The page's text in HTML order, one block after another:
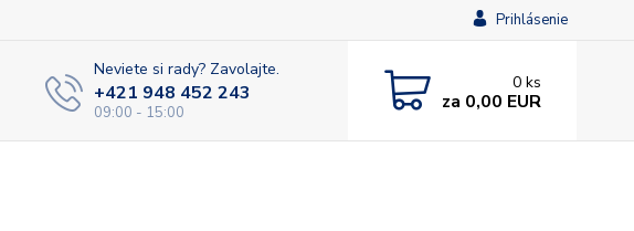
Prihlásenie
Neviete si rady? Zavolajte.
+421 948 452 243
09:00 - 15:00
0 ks
za 0,00 EUR